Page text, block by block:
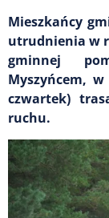
Mieszkańcy
utrudnienia w
gminnej
Myszyńcem,
czwartek)
ruchu.